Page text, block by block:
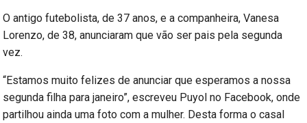
O antigo futebolista, de 37 anos, e a companheira, Vanesa
Lorenzo, de 38, anunciaram que vão ser pais pela segunda
vez.
“Estamos muito felizes de anunciar que esperamos a nossa
segunda filha para janeiro”, escreveu Puyol no Facebook, onde
partilhou ainda uma foto com a mulher. Desta forma o casal